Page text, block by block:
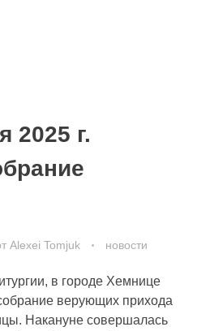
2025 г.
Alexei Tomjuk новости
в городе Хемнице
верующих прихода
Накануне совершалась